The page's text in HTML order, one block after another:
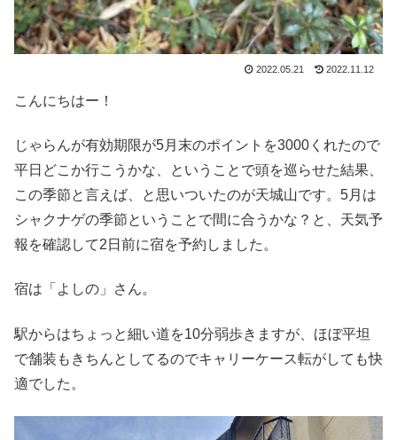
2022.05.21 2022.11.12
こんにちはー！
じゃらんが有効期限が5月末のポイントを3000くれたので
平日どこか行こうかな、ということで頭を巡らせた結果、
この季節と言えば、と思いついたのが天城山です。5月は
シャクナゲの季節ということで間に合うかな？と、天気予
報を確認して2日前に宿を予約しました。
宿は「よしの」さん。
駅からはちょっと細い道を10分弱歩きますが、ほぼ平坦
で舗装もきちんとしてるのでキャリーケース転がしても快
適でした。